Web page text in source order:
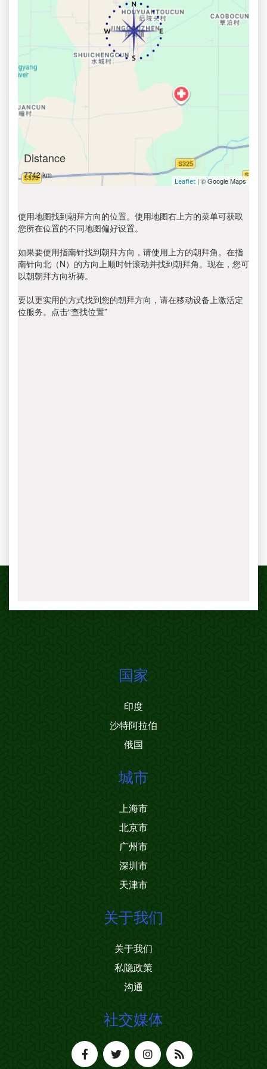
Distance
7742 km
Leaflet | © Google Maps
使用地图找到朝拜方向的位置。使用地图右上方的菜单可获取
您所在位置的不同地图偏好设置。
如果要使用指南针找到朝拜方向，请使用上方的朝拜角。在指
南针向北（N）的方向上顺时针滚动并找到朝拜角。现在，您可
以朝朝拜方向祈祷。
要以更实用的方式找到您的朝拜方向，请在移动设备上激活定
位服务。点击“查找位置”
国家
印度
沙特阿拉伯
俄国
城市
上海市
北京市
广州市
深圳市
天津市
关于我们
关于我们
私隐政策
沟通
社交媒体